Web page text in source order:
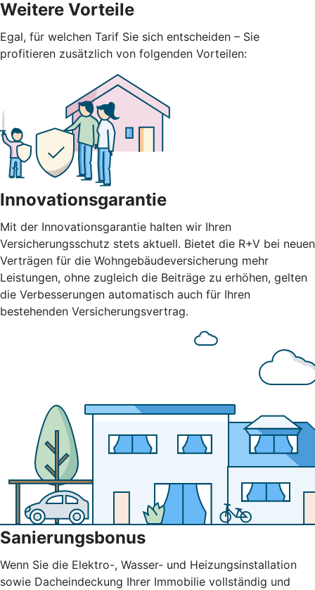
Weitere Vorteile
Egal, für welchen Tarif Sie sich entscheiden – Sie
profitieren zusätzlich von folgenden Vorteilen:
Innovationsgarantie
Mit der Innovationsgarantie halten wir Ihren
Versicherungsschutz stets aktuell. Bietet die R+V bei neuen
Verträgen für die Wohngebäudeversicherung mehr
Leistungen, ohne zugleich die Beiträge zu erhöhen, gelten
die Verbesserungen automatisch auch für Ihren
bestehenden Versicherungsvertrag.
Sanierungsbonus
Wenn Sie die Elektro-, Wasser- und Heizungsinstallation
sowie Dacheindeckung Ihrer Immobilie vollständig und